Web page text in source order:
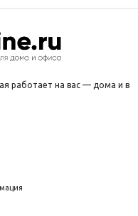
работает на вас — дома и в